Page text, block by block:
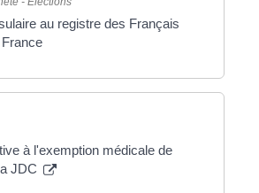
au registre des Français
à l'exemption médicale de
JDC